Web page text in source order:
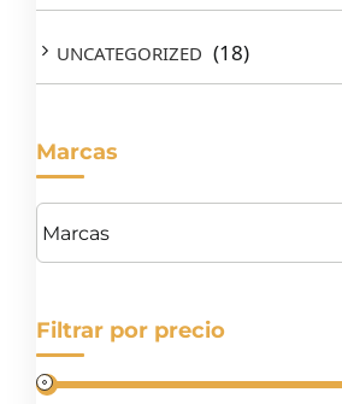
UNCATEGORIZED (18)
Marcas
Filtrar por precio